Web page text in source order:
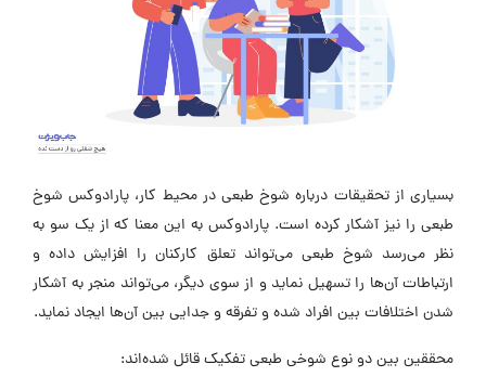
بسیاری از تحقیقات درباره شوخ طبعی در محیط کار، پارادوکس شوخ
طبعی را نیز آشکار کرده است. پارادوکس به این معنا که از یک سو به
نظر می‎‌رسد شوخ طبعی می‌تواند تعلق کارکنان را افزایش داده و
ارتباطات آن‌ها را تسهیل نماید و از سوی دیگر، می‌تواند منجر به آشکار
شدن اختلافات بین افراد شده و تفرقه و جدایی بین آن‌ها ایجاد نماید.
محققین بین دو نوع شوخی طبعی تفکیک قائل شده‌اند: